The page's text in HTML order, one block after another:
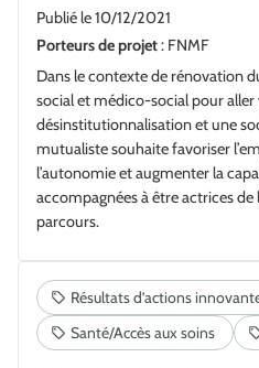
Publié le10/12/2021
Porteurs de projet: FNMF
Dans le contexte de rénovation
social et médico-social pour aller
désinstitutionnalisation et une
mutualiste souhaite favoriser
l’autonomie et augmenter la
accompagnées à être actrices
parcours.